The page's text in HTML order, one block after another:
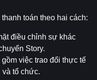
toán theo hai cách:
điều chỉnh sự khác
Story.
việc trao đổi thực tế
và tổ chức.